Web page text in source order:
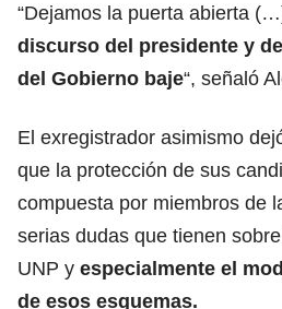
“Dejamos la puerta abierta
discurso del presidente y
del Gobierno baje“, señaló
El exregistrador asimismo
que la protección de sus
compuesta por miembros de
serias dudas que tienen
UNP y especialmente el
de esos esquemas.